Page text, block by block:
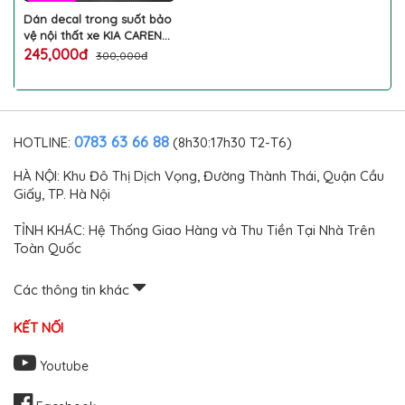
Dán decal trong suốt bảo
vệ nội thất xe KIA CARENS
2022 2023 PPF chống xước
245,000đ 300,000đ
HOTLINE: 0783 63 66 88 (8h30:17h30 T2-T6)
HÀ NỘI: Khu Đô Thị Dịch Vọng, Đường Thành Thái, Quận Cầu
Giấy, TP. Hà Nội
TỈNH KHÁC: Hệ Thống Giao Hàng và Thu Tiền Tại Nhà Trên
Toàn Quốc
Các thông tin khác
KẾT NỐI
Youtube